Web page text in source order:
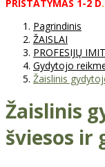
PRISTATYMAS 1-2 D.
Pagrindinis
ŽAISLAI
PROFESIJŲ
Gydytojo
Žaislinis
Žaislinis
šviesos ir